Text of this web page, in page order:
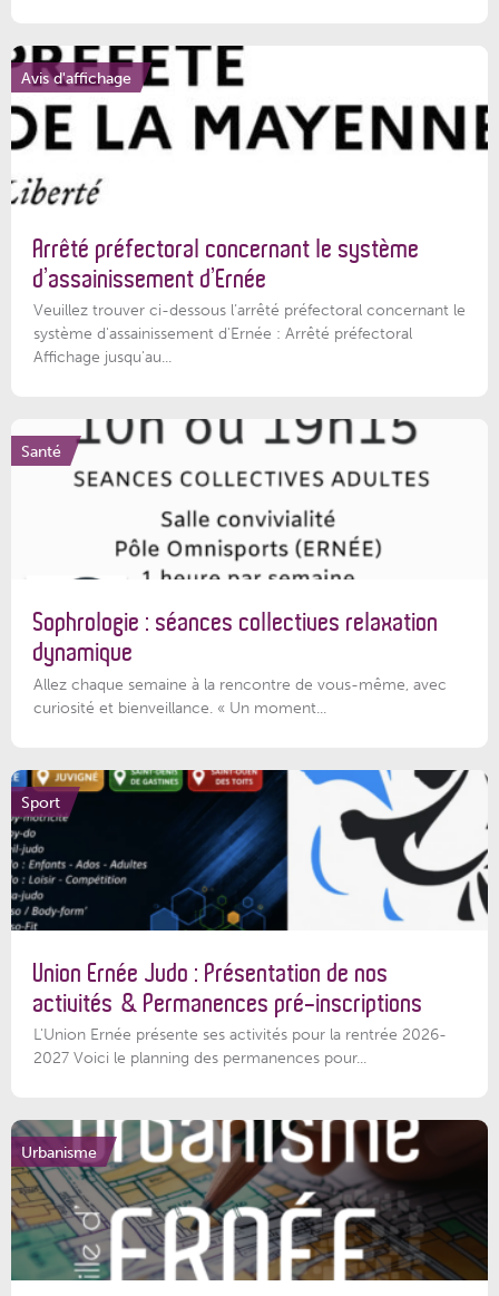
Avis d'affichage
Arrêté préfectoral concernant le système
d’assainissement d’Ernée
Veuillez trouver ci-dessous l’arrêté préfectoral concernant le
système d'assainissement d'Ernée : Arrêté préfectoral
Affichage jusqu'au...
Santé
Sophrologie : séances collectives relaxation
dynamique
Allez chaque semaine à la rencontre de vous-même, avec
curiosité et bienveillance. « Un moment...
Sport
Union Ernée Judo : Présentation de nos
activités & Permanences pré-inscriptions
L'Union Ernée présente ses activités pour la rentrée 2026-
2027 Voici le planning des permanences pour...
Urbanisme